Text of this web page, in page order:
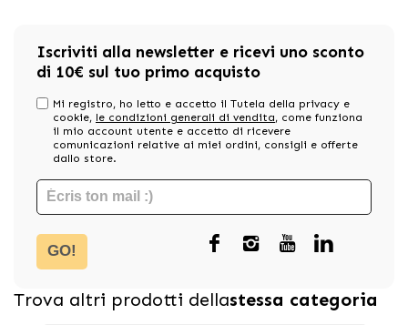
Iscriviti alla newsletter e ricevi uno sconto
di 10€ sul tuo primo acquisto
Mi registro, ho letto e accetto il Tutela della privacy e
cookie, le condizioni generali di vendita, come funziona
il mio account utente e accetto di ricevere
comunicazioni relative ai miei ordini, consigli e offerte
dallo store.
GO!
Trova altri prodotti dellastessa categoria